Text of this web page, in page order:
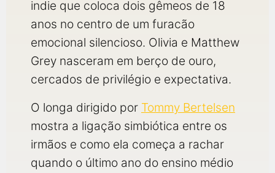
indie que coloca dois gêmeos de 18
anos no centro de um furacão
emocional silencioso. Olivia e Matthew
Grey nasceram em berço de ouro,
cercados de privilégio e expectativa.
O longa dirigido por Tommy Bertelsen
mostra a ligação simbiótica entre os
irmãos e como ela começa a rachar
quando o último ano do ensino médio